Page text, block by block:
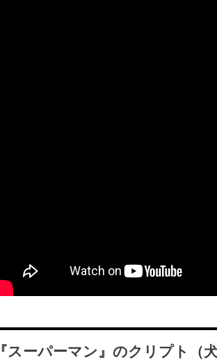
『スーパーマン』のクリプト（